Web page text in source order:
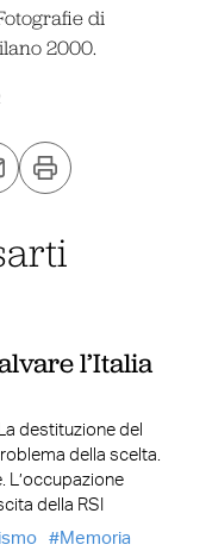
di
2000.
l’Italia
destituzione del
della scelta.
L’occupazione
della RSI
Memoria